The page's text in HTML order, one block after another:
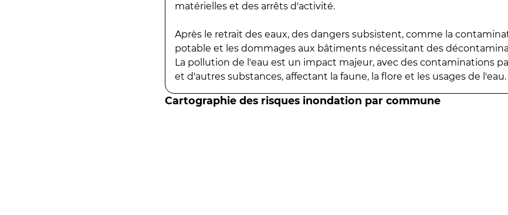
matérielles et des arrêts d'activité.
Après le retrait des eaux, des dangers subsistent, comme la
potable et les dommages aux bâtiments nécessitant des
La pollution de l'eau est un impact majeur, avec des contaminations
et d'autres substances, affectant la faune, la flore et les usages de l'eau.
Cartographie des risques inondation par commune